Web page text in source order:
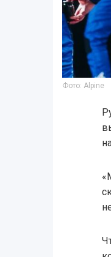
Фото: Alpine